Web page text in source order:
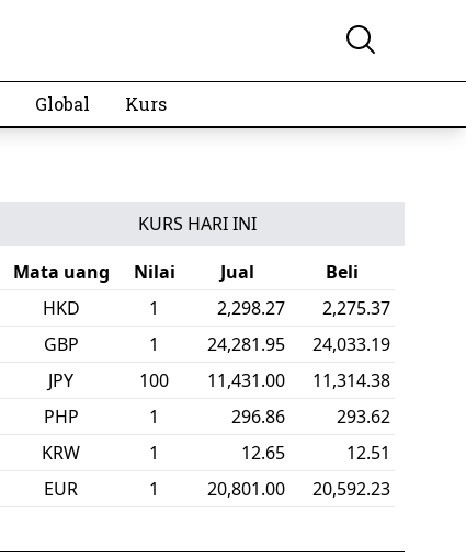
Global Kurs
KURS HARI INI
Mata uang
Nilai Jual
Beli
HKD
1 2,298.27
2,275.37
GBP
1 24,281.95
24,033.19
JPY
100 11,431.00
11,314.38
PHP
1 296.86
293.62
KRW
1 12.65
12.51
EUR
1 20,801.00 20,592.23